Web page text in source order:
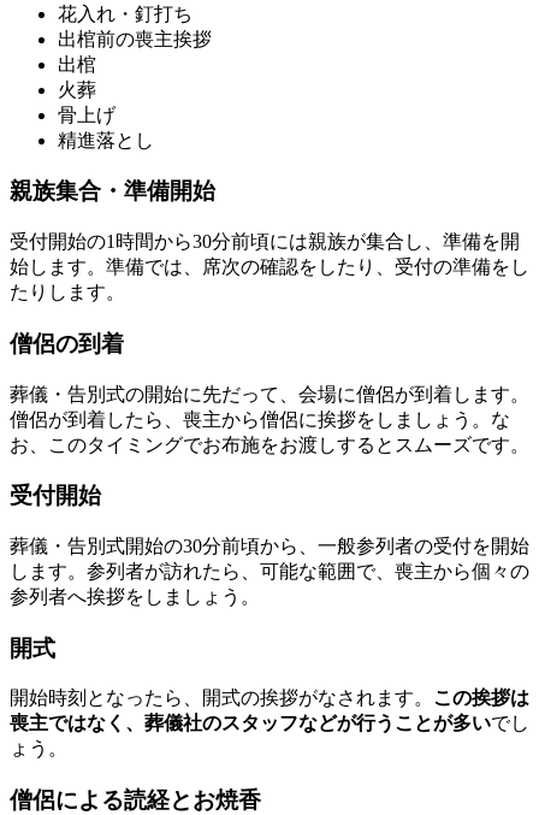
花入れ・釘打ち
出棺前の喪主挨拶
出棺
火葬
骨上げ
精進落とし
親族集合・準備開始
受付開始の1時間から30分前頃には親族が集合し、準備を開
始します。準備では、席次の確認をしたり、受付の準備をし
たりします。
僧侶の到着
葬儀・告別式の開始に先だって、会場に僧侶が到着します。
僧侶が到着したら、喪主から僧侶に挨拶をしましょう。な
お、このタイミングでお布施をお渡しするとスムーズです。
受付開始
葬儀・告別式開始の30分前頃から、一般参列者の受付を開始
します。参列者が訪れたら、可能な範囲で、喪主から個々の
参列者へ挨拶をしましょう。
開式
開始時刻となったら、開式の挨拶がなされます。 この挨拶は
喪主ではなく、葬儀社のスタッフなどが行うことが多いでし
ょう。
僧侶による読経とお焼香